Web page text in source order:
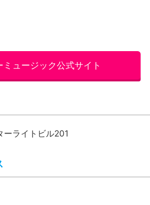
ミュージック公式サイト
ライトビル201